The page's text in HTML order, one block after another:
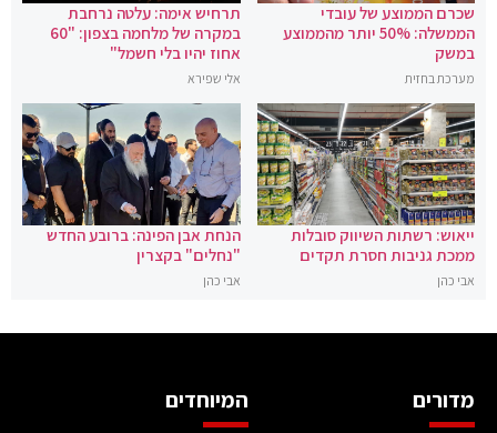
שכרם הממוצע של עובדי
הממשלה: 50% יותר מהממוצע
במשק
מערכת בחזית
תרחיש אימה: עלטה נרחבת
במקרה של מלחמה בצפון: "60
אחוז יהיו בלי חשמל"
אלי שפירא
ייאוש: רשתות השיווק סובלות
ממכת גניבות חסרת תקדים
אבי כהן
הנחת אבן הפינה: ברובע החדש
"נחלים" בקצרין
אבי כהן
מדורים המיוחדים